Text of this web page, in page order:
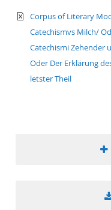
text/xml
Corpus of Literary
Catechismvs Milch/
Catechismi Zehender
Oder Der Erklärung
letster Theil